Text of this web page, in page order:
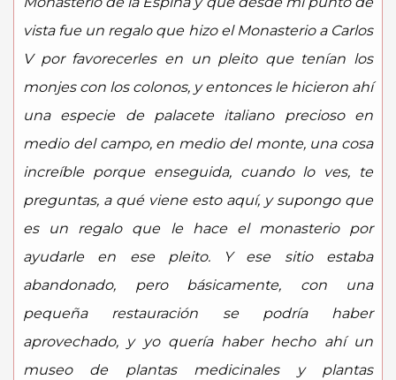
vista fue un regalo que hizo el Monasterio a Carlos
V por favorecerles en un pleito que tenían los
monjes con los colonos, y entonces le hicieron ahí
una especie de palacete italiano precioso en
medio del campo, en medio del monte, una cosa
increíble porque enseguida, cuando lo ves, te
preguntas, a qué viene esto aquí, y supongo que
es un regalo que le hace el monasterio por
ayudarle en ese pleito. Y ese sitio estaba
abandonado, pero básicamente, con una
pequeña restauración se podría haber
aprovechado, y yo quería haber hecho ahí un
museo de plantas medicinales y plantas